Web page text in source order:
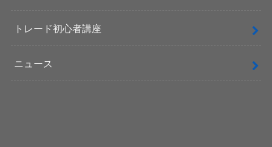
トレード初心者講座
ニュース